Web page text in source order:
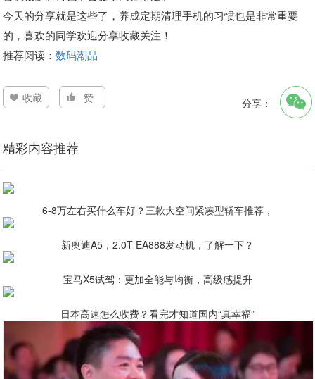
今天的分享就是这些了，养成定期清理手机的习惯也是非常重要
的，喜欢的同学欢迎分享收藏关注！
推荐阅读：数码潮品
收藏 赞 分享：
精彩内容推荐
6-8万左右买什么车好？三款大空间紧凑型轿车推荐，
新奥迪A5，2.0T EA888发动机，了解一下？
宝马X5试驾：更加全能与均衡，高级感提升
日本高速怎么收费？看完才知道国内“真幸福”